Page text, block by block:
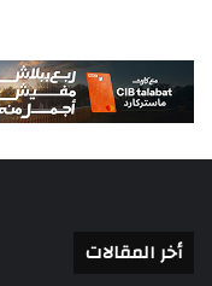
أخر المقالات